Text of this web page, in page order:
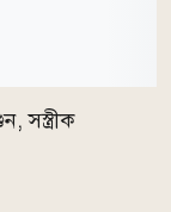
সস্ত্রীক